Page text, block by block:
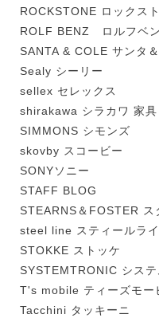
ROCKSTONE ロックス
ROLF BENZ ロルフベ
SANTA & COLE サンタ
Sealy シーリー
sellex セレックス
shirakawa シラカワ 家具
SIMMONS シモンズ
skovby スコービー
SONYソニー
STAFF BLOG
STEARNS＆FOSTER ス
steel line スティールラ
STOKKE ストッケ
SYSTEMTRONIC システ
T's mobile ティーズモー
Tacchini タッキーニ